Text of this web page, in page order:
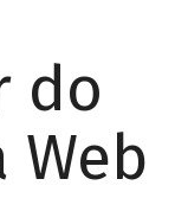
do
Web